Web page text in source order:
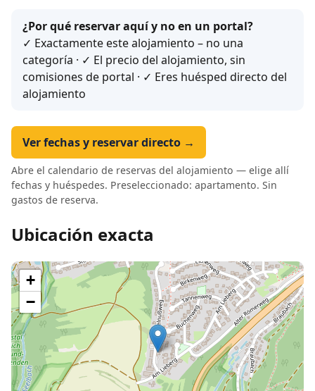
¿Por qué reservar aquí y no en un portal?
✓ Exactamente este alojamiento – no una
categoría · ✓ El precio del alojamiento, sin
comisiones de portal · ✓ Eres huésped directo del
alojamiento
Ver fechas y reservar directo →
Abre el calendario de reservas del alojamiento — elige allí
fechas y huéspedes. Preseleccionado: apartamento. Sin
gastos de reserva.
Ubicación exacta
+
−